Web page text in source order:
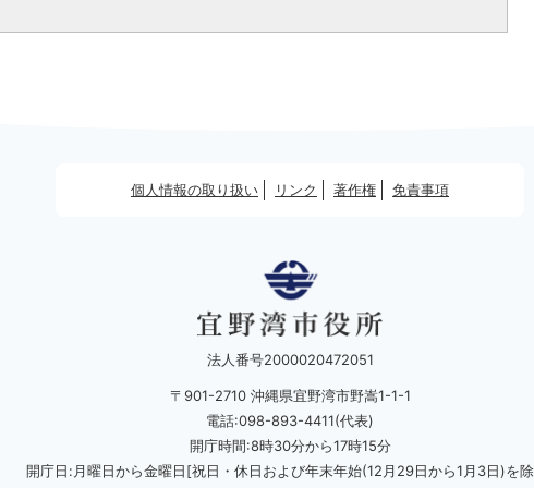
個人情報の取り扱い リンク 著作権 免責事項
法人番号2000020472051
〒901-2710 沖縄県宜野湾市野嵩1-1-1
電話:098-893-4411(代表)
開庁時間:8時30分から17時15分
開庁日:月曜日から金曜日[祝日・休日および年末年始(12月29日から1月3日)を